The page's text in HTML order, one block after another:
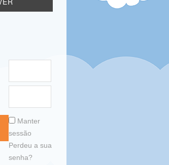
Manter
sessão
Perdeu a sua
senha?